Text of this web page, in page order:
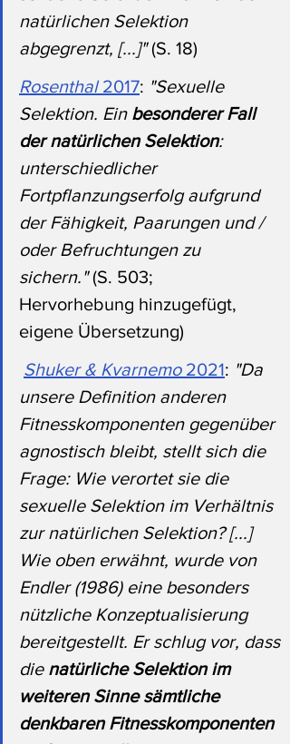
natürlichen Selektion
abgegrenzt, [...]" (S. 18)
Rosenthal 2017: "Sexuelle
Selektion. Ein besonderer Fall
der natürlichen Selektion:
unterschiedlicher
Fortpflanzungserfolg aufgrund
der Fähigkeit, Paarungen und /
oder Befruchtungen zu
sichern." (S. 503;
Hervorhebung hinzugefügt,
eigene Übersetzung)
Shuker & Kvarnemo 2021: "Da
unsere Definition anderen
Fitnesskomponenten gegenüber
agnostisch bleibt, stellt sich die
Frage: Wie verortet sie die
sexuelle Selektion im Verhältnis
zur natürlichen Selektion? [...]
Wie oben erwähnt, wurde von
Endler (1986) eine besonders
nützliche Konzeptualisierung
bereitgestellt. Er schlug vor, dass
die natürliche Selektion im
weiteren Sinne sämtliche
denkbaren Fitnesskomponenten